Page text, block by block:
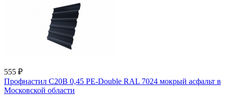
555 ₽
Профнастил С20В 0,45 PE-Double RAL 7024 мокрый асфальт в
Московской области